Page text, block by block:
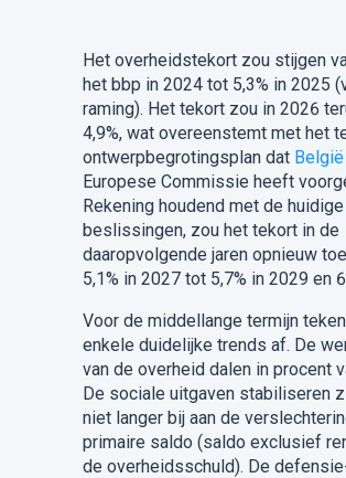
Het overheidstekort zou stijgen
het bbp in 2024 tot 5,3% in 2025
raming). Het tekort zou in 2026
4,9%, wat overeenstemt met het
ontwerpbegrotingsplan dat België
Europese Commissie heeft
Rekening houdend met de huidige
beslissingen, zou het tekort in de
daaropvolgende jaren opnieuw
5,1% in 2027 tot 5,7% in 2029 en
Voor de middellange termijn
enkele duidelijke trends af. De
van de overheid dalen in procent
De sociale uitgaven stabiliseren
niet langer bij aan de
primaire saldo (saldo exclusief
de overheidsschuld). De